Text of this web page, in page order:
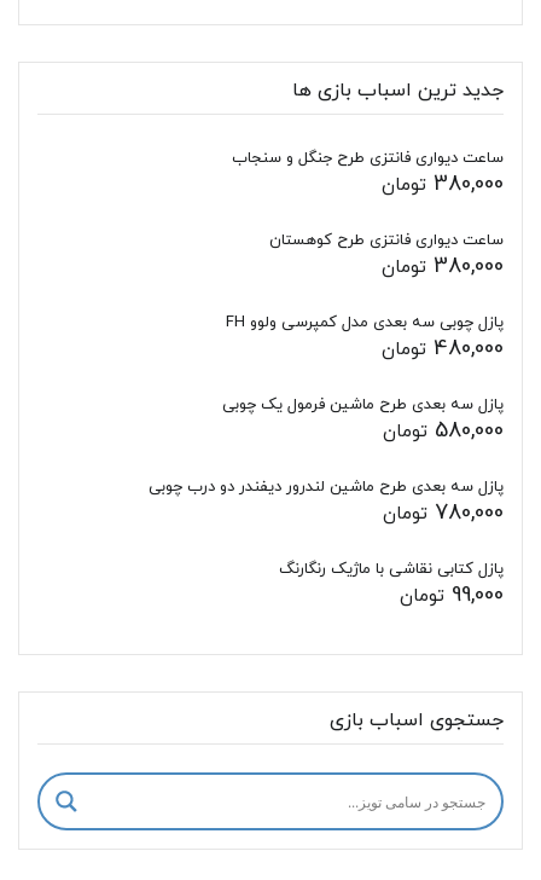
جدید ترین اسباب بازی ها
ساعت دیواری فانتزی طرح جنگل و سنجاب
380,000 تومان
ساعت دیواری فانتزی طرح کوهستان
380,000 تومان
پازل چوبی سه بعدی مدل کمپرسی ولوو FH
480,000 تومان
پازل سه بعدی طرح ماشین فرمول یک چوبی
580,000 تومان
پازل سه بعدی طرح ماشین لندرور دیفندر دو درب چوبی
780,000 تومان
پازل کتابی نقاشی با ماژیک رنگارنگ
99,000 تومان
جستجوی اسباب بازی